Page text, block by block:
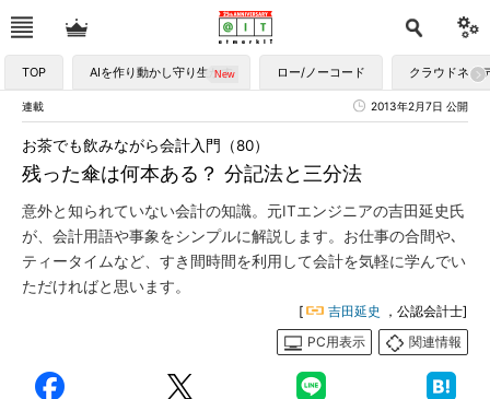
TOP AIを作り動かし守り生かす ロー/ノーコード クラウドネイ
連載 2013年2月7日 公開
残った傘は何本ある？ 分記法と三分法
お茶でも飲みながら会計入門（80）
意外と知られていない会計の知識。元ITエンジニアの吉田延史氏
が、会計用語や事象をシンプルに解説します。お仕事の合間や､
ティータイムなど、すき間時間を利用して会計を気軽に学んでい
ただければと思います。
[ 吉田延史
，公認会計士]
PC用表示
関連情報